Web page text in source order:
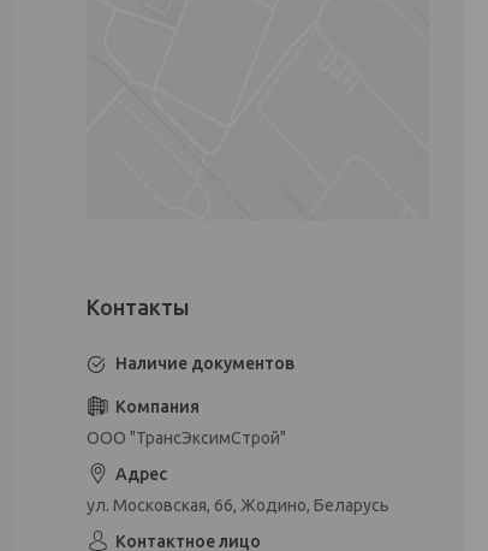
Наличие документов
ООО "ТрансЭксимСтрой"
ул. Московская, 66, Жодино, Беларусь